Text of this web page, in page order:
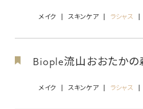
メイク スキンケア ラシャス
Biople流山おおたかの
メイク スキンケア ラシャス